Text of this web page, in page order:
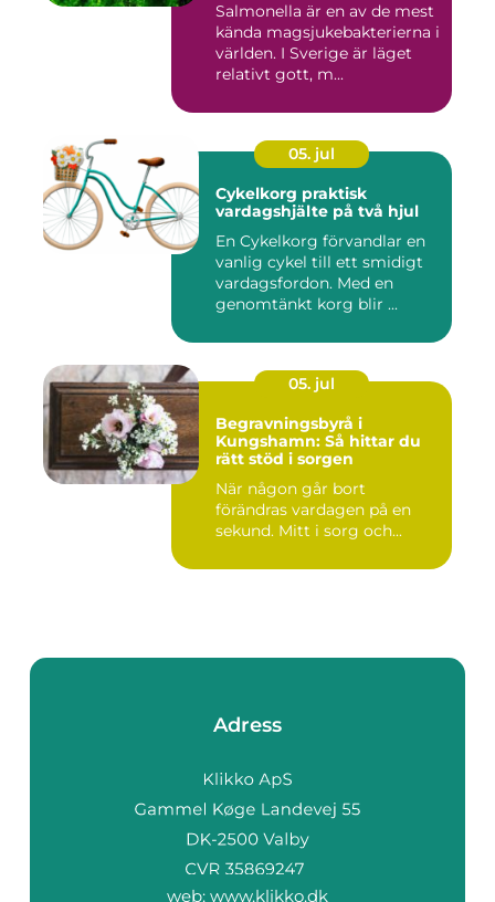
Salmonella är en av de mest
kända magsjukebakterierna i
världen. I Sverige är läget
relativt gott, m...
05. jul
Cykelkorg praktisk
vardagshjälte på två hjul
En Cykelkorg förvandlar en
vanlig cykel till ett smidigt
vardagsfordon. Med en
genomtänkt korg blir ...
05. jul
Begravningsbyrå i
Kungshamn: Så hittar du
rätt stöd i sorgen
När någon går bort
förändras vardagen på en
sekund. Mitt i sorg och...
Adress
web: www.klikko.dk